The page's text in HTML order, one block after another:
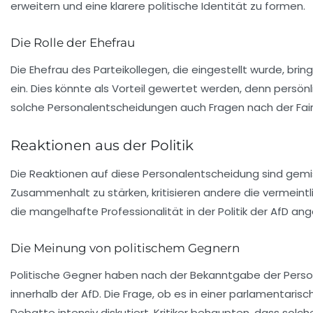
erweitern und eine klarere politische Identität zu formen.
Die Rolle der Ehefrau
Die Ehefrau des Parteikollegen, die eingestellt wurde,
ein. Dies könnte als Vorteil gewertet werden, denn
solche Personalentscheidungen auch Fragen nach der
Reaktionen aus der Politik
Die Reaktionen auf diese Personalentscheidung sind
Zusammenhalt zu stärken, kritisieren andere die
die mangelhafte Professionalität in der Politik der AfD
Die Meinung von politischem Gegnern
Politische Gegner haben nach der Bekanntgabe der
innerhalb der AfD. Die Frage, ob es in einer